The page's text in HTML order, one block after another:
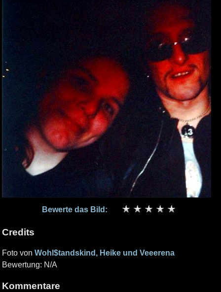
Bewerte das Bild:
Credits
Foto von Wohl$tandskind, Heike und Veeerena
Bewertung: N/A
Kommentare